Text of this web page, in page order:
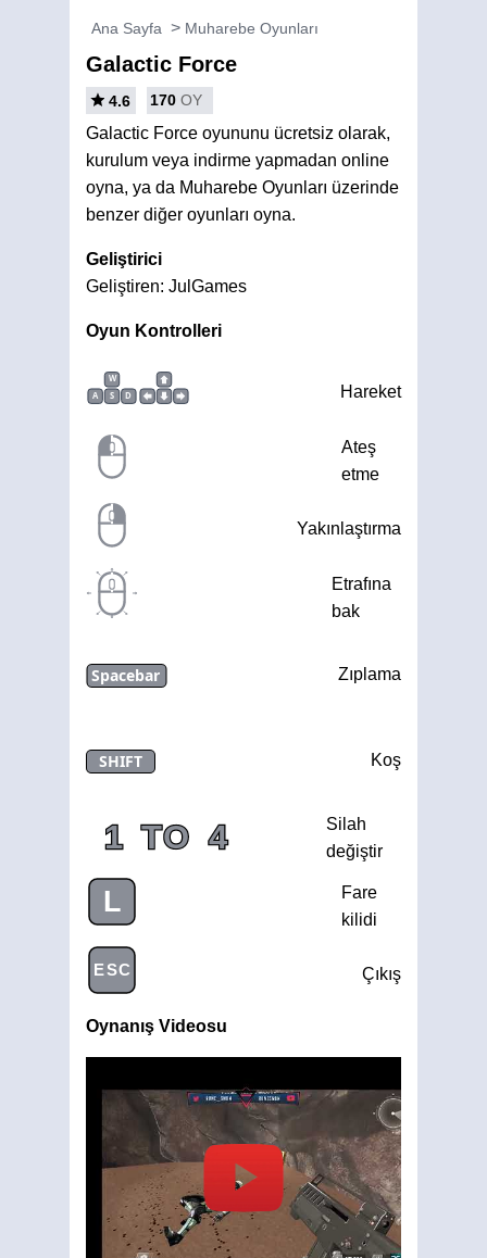
Ana Sayfa Muharebe Oyunları
Galactic Force
4.6 170 OY
Galactic Force oyununu ücretsiz olarak,
kurulum veya indirme yapmadan online
oyna, ya da Muharebe Oyunları üzerinde
benzer diğer oyunları oyna.
Geliştirici
Geliştiren: JulGames
Oyun Kontrolleri
W
A
S D Hareket
Ateş
etme
Yakınlaştırma
Etrafına
bak
Spacebar Zıplama
SHIFT Koş
1 TO 4
Silah
değiştir
L
Fare
kilidi
ESC Çıkış
Oynanış Videosu